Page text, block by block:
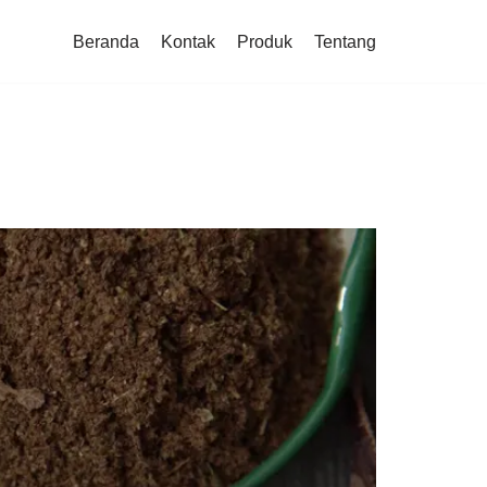
Beranda Kontak Produk Tentang